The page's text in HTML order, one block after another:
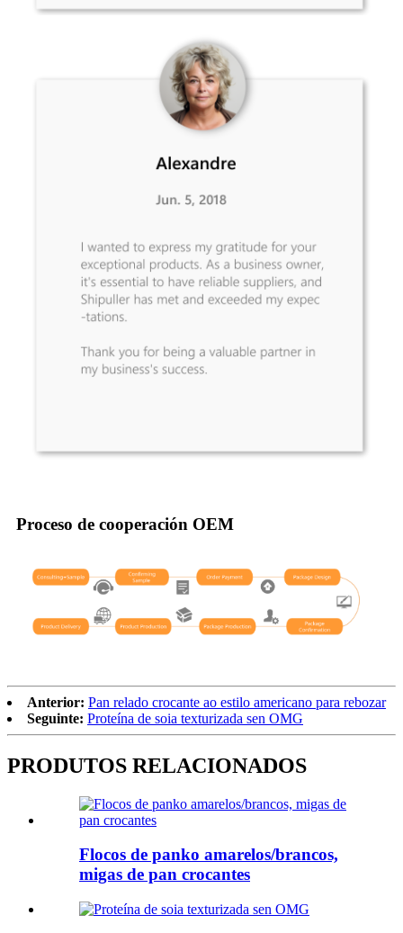
Proceso de cooperación OEM
Anterior: Pan relado crocante ao estilo americano para rebozar
Seguinte: Proteína de soia texturizada sen OMG
PRODUTOS RELACIONADOS
Flocos de panko amarelos/brancos,
migas de pan crocantes